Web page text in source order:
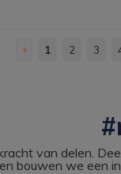
1 2 3
van delen.
bouwen we een